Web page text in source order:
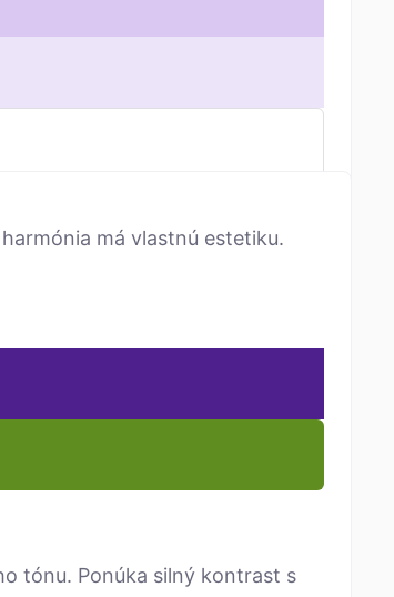
má vlastnú estetiku.
tónu. Ponúka silný kontrast s